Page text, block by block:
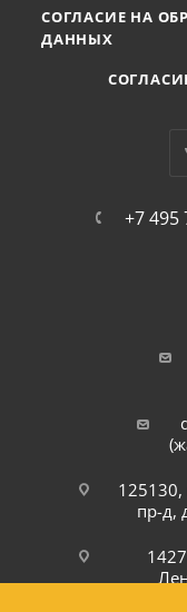
СОГЛАСИЕ НА
ДАННЫХ
+7 495
125130,
пр-д,